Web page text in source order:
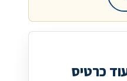
כרטיס